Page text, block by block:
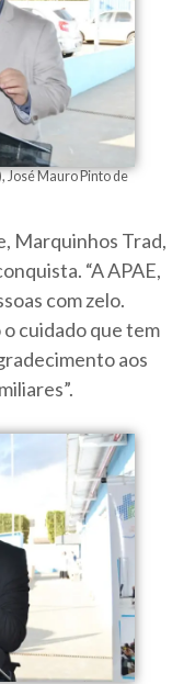
José Mauro Pinto de
Marquinhos Trad,
“A APAE,
com zelo.
cuidado que tem
aos